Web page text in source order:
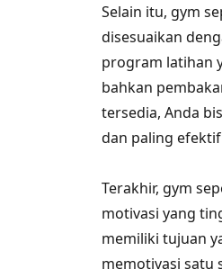
Selain itu, gym
disesuaikan
program latihan
bahkan
tersedia, Anda
dan paling
Terakhir, gym
motivasi yang
memiliki tujuan
memotivasi satu